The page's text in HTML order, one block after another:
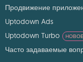
Продвижение
Uptodown Ads
Uptodown Turbo
Часто задаваемые